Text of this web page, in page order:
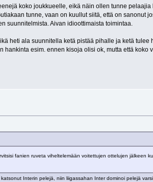
koko joukkueelle, eikä näin ollen tunne
tunne, vaan on kuullut siitä, että on sanonut
suunnitelmista. Aivan idioottimaista toimintaa.
heti ala suunnitella ketä pistää pihalle ja ketä tulee
esim. ennen kisoja olisi ok, mutta että koko
fanien ruveta viheltelemään voitettujen ottelujen jälkeen
Interin pelejä, niin liigassahan Inter dominoi pelejä